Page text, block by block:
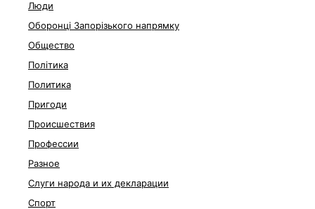
Люди
Оборонці Запорізького напрямку
Общество
Політика
Политика
Пригоди
Происшествия
Профессии
Разное
Слуги народа и их декларации
Спорт